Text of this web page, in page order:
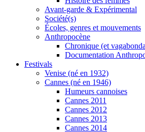
Avant-garde & Expérimental
Société(s)
Écoles, genres et mouvements
Anthropocène
Chronique (et
Documentation
Festivals
Venise (né en 1932)
Cannes (né en 1946)
Humeurs cannoises
Cannes 2011
Cannes 2012
Cannes 2013
Cannes 2014